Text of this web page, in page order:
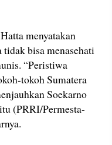
menyatakan
bisa menasehati
“Peristiwa
tokoh Sumatera
Soekarno
(PRRI/Permesta-